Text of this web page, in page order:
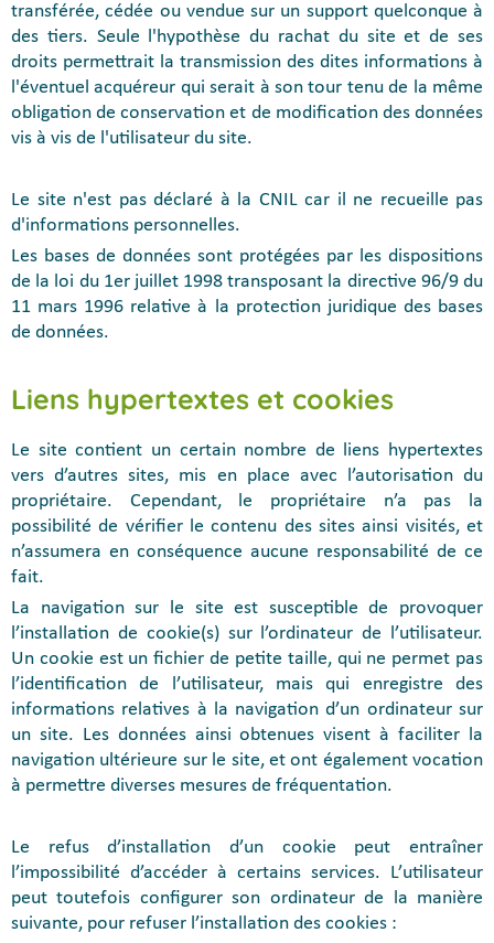
transférée, cédée ou vendue sur un support quelconque à
des tiers. Seule l'hypothèse du rachat du site et de ses
droits permettrait la transmission des dites informations à
l'éventuel acquéreur qui serait à son tour tenu de la même
obligation de conservation et de modification des données
vis à vis de l'utilisateur du site.
Le site n'est pas déclaré à la CNIL car il ne recueille pas
d'informations personnelles.
Les bases de données sont protégées par les dispositions
de la loi du 1er juillet 1998 transposant la directive 96/9 du
11 mars 1996 relative à la protection juridique des bases
de données.
Liens hypertextes et cookies
Le site contient un certain nombre de liens hypertextes
vers d’autres sites, mis en place avec l’autorisation du
propriétaire. Cependant, le propriétaire n’a pas la
possibilité de vérifier le contenu des sites ainsi visités, et
n’assumera en conséquence aucune responsabilité de ce
fait.
La navigation sur le site est susceptible de provoquer
l’installation de cookie(s) sur l’ordinateur de l’utilisateur.
Un cookie est un fichier de petite taille, qui ne permet pas
l’identification de l’utilisateur, mais qui enregistre des
informations relatives à la navigation d’un ordinateur sur
un site. Les données ainsi obtenues visent à faciliter la
navigation ultérieure sur le site, et ont également vocation
à permettre diverses mesures de fréquentation.
Le refus d’installation d’un cookie peut entraîner
l’impossibilité d’accéder à certains services. L’utilisateur
peut toutefois configurer son ordinateur de la manière
suivante, pour refuser l’installation des cookies :